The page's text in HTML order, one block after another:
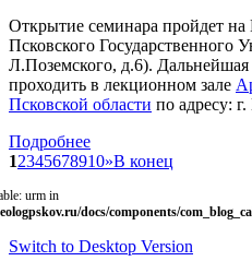
Открытие семинара пройдет на
Псковского Государственного
Л.Поземского, д.6). Дальнейшая
проходить в лекционном зале
Псковской области по адресу:
Подробнее
12345678910»В конец
urm in
docs/components/
Switch to Desktop Version